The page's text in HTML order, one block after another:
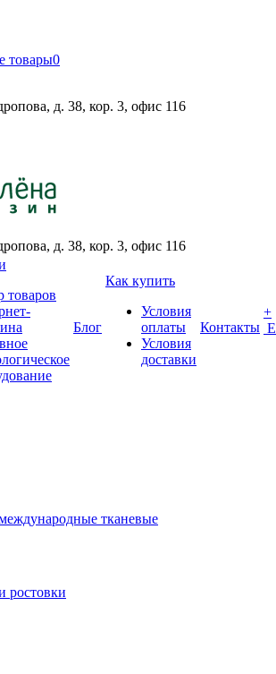
товары0
д. 38, кор. 3, офис 116
д. 38, кор. 3, офис 116
товаров
Блог
Как купить
Условия
оплаты
Условия
доставки
Контакты
+
тканевые
ростовки